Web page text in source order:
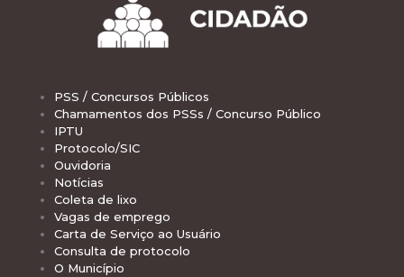
PSS / Concursos Públicos
Chamamentos dos PSSs / Concurso Público
IPTU
Protocolo/SIC
Ouvidoria
Notícias
Coleta de lixo
Vagas de emprego
Carta de Serviço ao Usuário
Consulta de protocolo
O Município